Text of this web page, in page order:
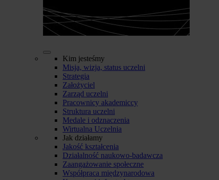
Kim jesteśmy
Misja, wizja, status uczelni
Strategia
Założyciel
Zarząd uczelni
Pracownicy akademiccy
Struktura uczelni
Medale i odznaczenia
Wirtualna Uczelnia
Jak działamy
Jakość kształcenia
Działalność naukowo-badawcza
Zaangażowanie społeczne
Współpraca międzynarodowa